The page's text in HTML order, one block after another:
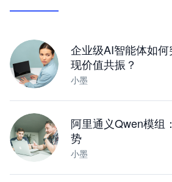
企业级AI智能体如
现价值共振？
小墨
阿里通义Qwen模组
势
小墨